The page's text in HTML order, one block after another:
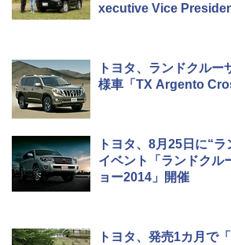
xecutive Vice
トヨタ、ランドクルー
様車「TX Argento
トヨタ、8月25日に“
イベント「ランドクル
ョー2014」開催
トヨタ、発売1カ月で